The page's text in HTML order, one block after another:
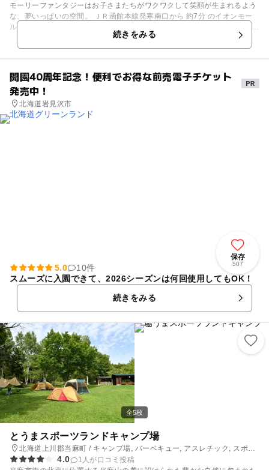
モーリーファンタジーはお子さまたちがワクワクして笑顔が生まれるよう
な、夢いっぱいの空間。 ＪＲ函館本線発寒南口から 約7分 のイオンモー
ル札幌発寒に出店しています。 ショッピングセンター内の身近な遊び場
で、親も子も一緒に安心して楽しめます。 モーリーファンタジー併設の
「スキッズガーデン」には、定番の「ボールプール」から本格的なごっこ
い！ スキッズガーデンの「プレイリーダー」は全員が保育士・幼稚園教
諭、もしくは社内の教育プログラムを受けた有資格者たち。子どもたちが
安全に楽しく遊べるようにサポートします。 ◆初めて会ったお友だち同士
で遊ぶことも多いので、気遣いやルールなど社会性を学べる機会にもな
り、集団遊びを通じて自己表現力が身に付きます。 ◆３歳以上は子どもだ
けで入場できるので、親はその間にイオンの中でお買い物に行ってもO
続きをみる
開園40周年記念！便利でお得な前売電子チケット
発売中！
北海道岩見沢市
保存
507
5.0
10件
スムーズに入園できて、2026シーズンは何回使用してもOK！
続きをみる
全5枚
とうまスポーツランドキャンプ場
北海道上川郡当麻町 / キャンプ場, バーベキュー, アスレチック, スポー
ツ施設, 公園・総合公園
4.0
1人が口コミ投稿